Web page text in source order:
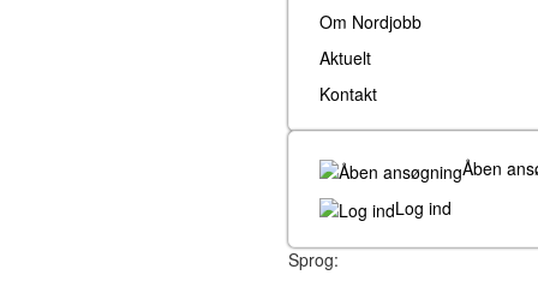
Om Nordjobb
Aktuelt
Kontakt
Åben
Log ind
Sprog: